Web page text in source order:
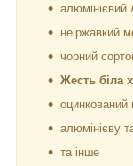
алюмінієвий
неіржавкий
чорний
Жесть біла
оцинкований
алюмінієву
та інше